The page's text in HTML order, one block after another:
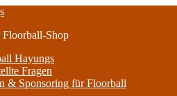
Floorball-Shop
Hayungs
Fragen
& Sponsoring für Floorball